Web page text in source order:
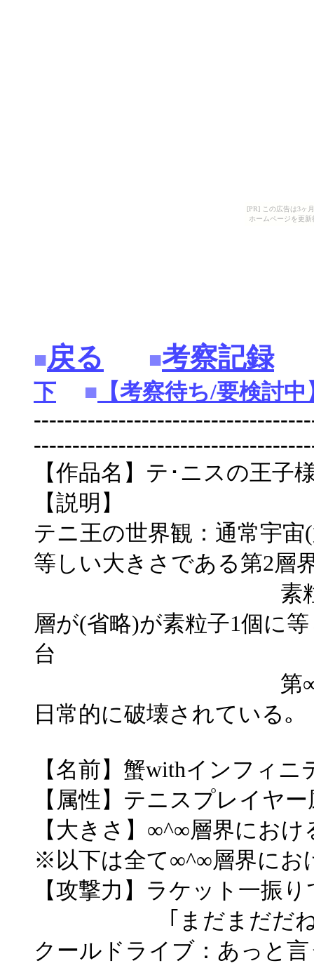
[PR] この広告は3ヶ
ホームページを更
■戻る ■考察記録
下 ■ 【考察待ち/要検討中
【作品名】テ･ニスの王子
【説明】
テニ王の世界観：通常宇
等しい大きさである第2層
素粒子1個に等
層が(省略)が素粒子1個に
台
第∞^∞層以下の
日常的に破壊されている｡
【名前】蟹withインフィ
【属性】テニスプレイヤ
【大きさ】∞^∞層界におけ
※以下は全て∞^∞層界にお
【攻撃力】ラケット一振
｢まだまだだね｣の
クールドライブ：あっと